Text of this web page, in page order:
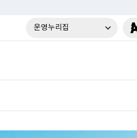
운영누리집